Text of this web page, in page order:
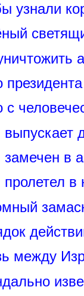
узнали
с
в
в
между